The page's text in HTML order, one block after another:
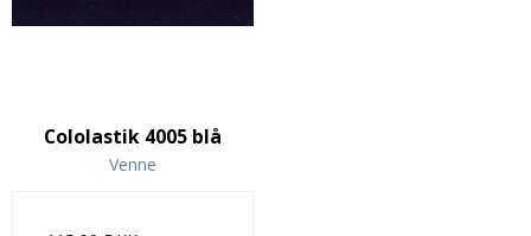
Cololastik 4005 blå
Venne